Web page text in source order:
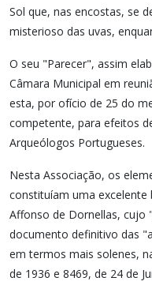
Sol que, nas encostas, se
misterioso das uvas,
O seu "Parecer", assim
Câmara Municipal em
esta, por ofício de 25 do
competente, para efeitos
Arqueólogos Portugueses.
Nesta Associação, os
constituíam uma excelente
Affonso de Dornellas, cujo
documento definitivo das
em termos mais solenes,
de 1936 e 8469, de 24 de